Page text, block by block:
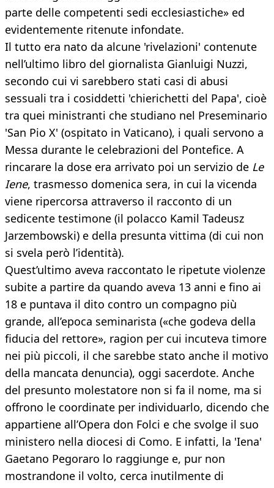
parte delle competenti sedi ecclesiastiche» ed
evidentemente ritenute infondate.
Il tutto era nato da alcune 'rivelazioni' contenute
nell’ultimo libro del giornalista Gianluigi Nuzzi,
secondo cui vi sarebbero stati casi di abusi
sessuali tra i cosiddetti 'chierichetti del Papa', cioè
tra quei ministranti che studiano nel Preseminario
'San Pio X' (ospitato in Vaticano), i quali servono a
Messa durante le celebrazioni del Pontefice. A
rincarare la dose era arrivato poi un servizio de Le
Iene, trasmesso domenica sera, in cui la vicenda
viene ripercorsa attraverso il racconto di un
sedicente testimone (il polacco Kamil Tadeusz
Jarzembowski) e della presunta vittima (di cui non
si svela però l’identità).
Quest’ultimo aveva raccontato le ripetute violenze
subite a partire da quando aveva 13 anni e fino ai
18 e puntava il dito contro un compagno più
grande, all’epoca seminarista («che godeva della
fiducia del rettore», ragion per cui incuteva timore
nei più piccoli, il che sarebbe stato anche il motivo
della mancata denuncia), oggi sacerdote. Anche
del presunto molestatore non si fa il nome, ma si
offrono le coordinate per individuarlo, dicendo che
appartiene all’Opera don Folci e che svolge il suo
ministero nella diocesi di Como. E infatti, la 'Iena'
Gaetano Pegoraro lo raggiunge e, pur non
mostrandone il volto, cerca inutilmente di